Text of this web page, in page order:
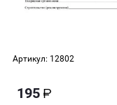
Артикул: 12802
195